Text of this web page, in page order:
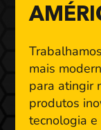
mais
para atingir
produtos
tecnologia e